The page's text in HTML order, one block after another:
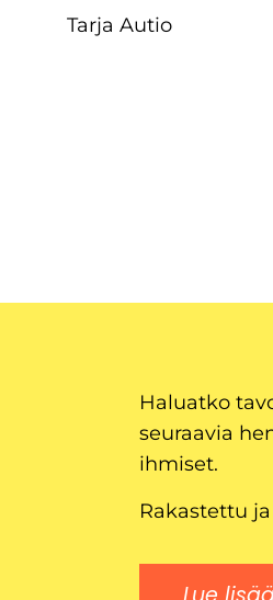
Tarja Autio
Haluatko
seuraavia
ihmiset.
Rakastettu